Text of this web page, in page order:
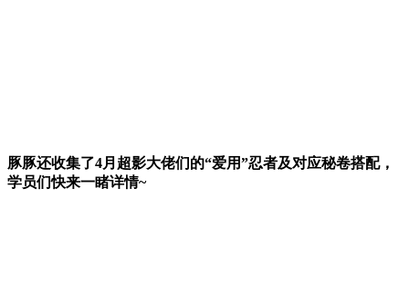
豚豚还收集了4月超影大佬们的“爱用”忍者及对应秘卷搭配，
学员们快来一睹详情~